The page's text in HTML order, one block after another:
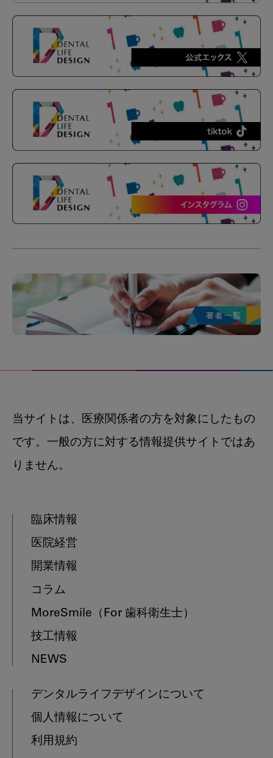
当サイトは、医療関係者の方を対象にしたもの
です。一般の方に対する情報提供サイトではあ
りません。
臨床情報
医院経営
開業情報
コラム
MoreSmile （For 歯科衛生士）
技工情報
NEWS
デンタルライフデザインについて
個人情報について
利用規約